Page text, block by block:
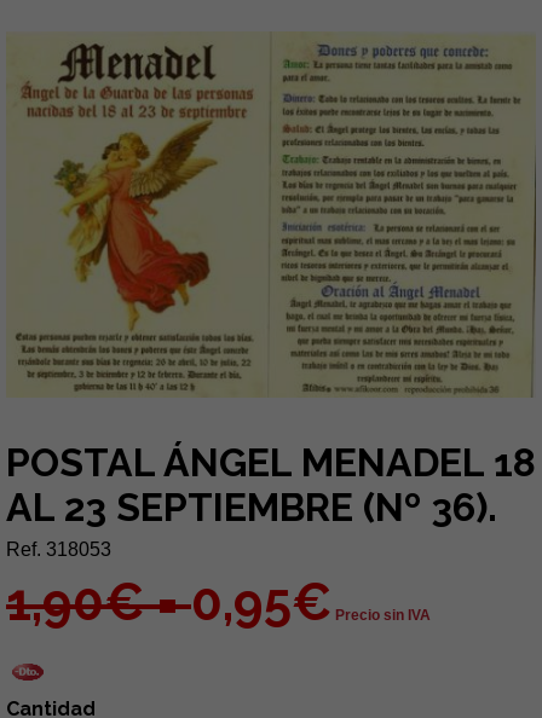
POSTAL ÁNGEL MENADEL 18
AL 23 SEPTIEMBRE (Nº 36).
Ref. 318053
1,90€ =0,95€ Precio sin IVA
Cantidad